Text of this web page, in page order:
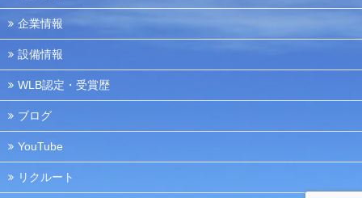
企業情報
設備情報
WLB認定・受賞歴
ブログ
YouTube
リクルート